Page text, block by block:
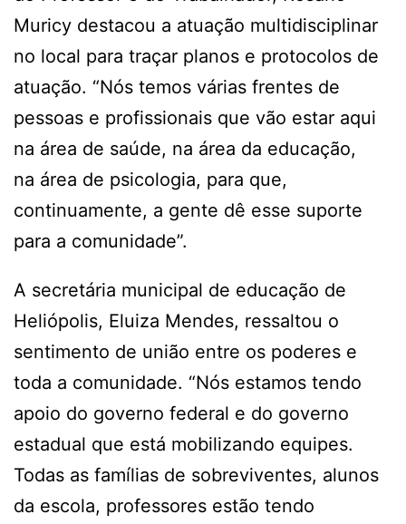
Muricy destacou a atuação multidisciplinar
no local para traçar planos e protocolos de
atuação. “Nós temos várias frentes de
pessoas e profissionais que vão estar aqui
na área de saúde, na área da educação,
na área de psicologia, para que,
continuamente, a gente dê esse suporte
para a comunidade”.
A secretária municipal de educação de
Heliópolis, Eluiza Mendes, ressaltou o
sentimento de união entre os poderes e
toda a comunidade. “Nós estamos tendo
apoio do governo federal e do governo
estadual que está mobilizando equipes.
Todas as famílias de sobreviventes, alunos
da escola, professores estão tendo